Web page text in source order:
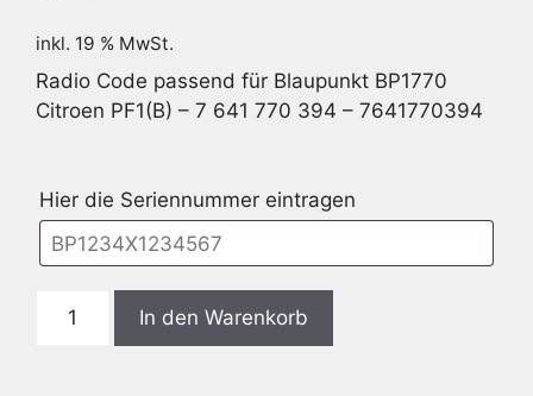
inkl. 19 % MwSt.
Radio Code passend für Blaupunkt BP1770
Citroen PF1(B) – 7 641 770 394 – 7641770394
Hier die Seriennummer eintragen
Blaupunkt
In den Warenkorb